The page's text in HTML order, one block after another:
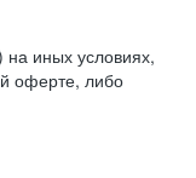
иных условиях,
оферте, либо